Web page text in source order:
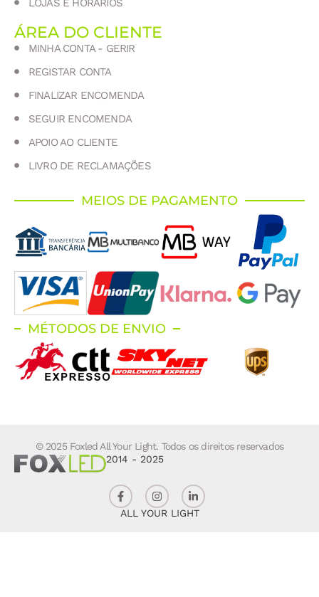
LOJAS E HORÁRIOS
ÁREA DO CLIENTE
MINHA CONTA - GERIR
REGISTAR CONTA
FINALIZAR ENCOMENDA
SEGUIR ENCOMENDA
APOIO AO CLIENTE
LIVRO DE RECLAMAÇÕES
MEIOS DE PAGAMENTO
MÉTODOS DE ENVIO
© 2025 Foxled All Your Light. Todos os direitos reservados
2014 - 2025
ALL YOUR LIGHT